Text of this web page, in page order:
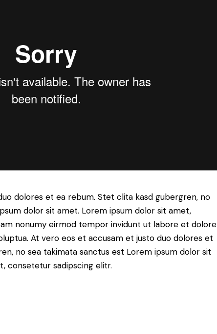
dolores et ea rebum. Stet clita kasd gubergren, no
dolor sit amet. Lorem ipsum dolor sit amet,
nonumy eirmod tempor invidunt ut labore et dolore
At vero eos et accusam et justo duo dolores et
no sea takimata sanctus est Lorem ipsum dolor sit
consetetur sadipscing elitr.